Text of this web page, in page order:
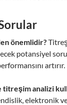
önemlidir?
potansiyel
artırır.
analizi
elektronik